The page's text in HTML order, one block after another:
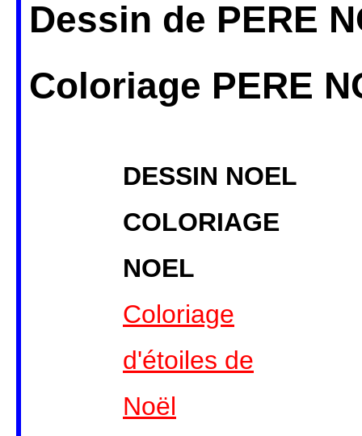
Dessin de PERE
Coloriage PERE
DESSIN NOEL
COLORIAGE
NOEL
Coloriage
d'étoiles de
Noël